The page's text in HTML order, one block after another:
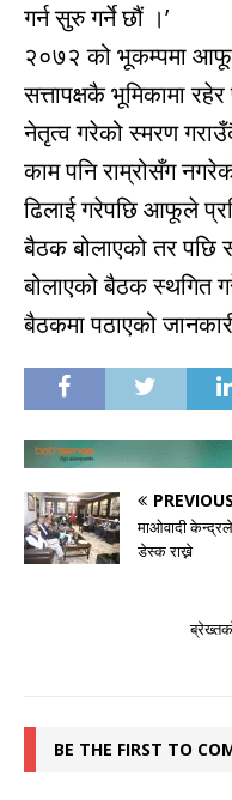
गर्न सुरु गर्ने छौं ।’
२०७२ को भूकम्पमा आफू
सत्तापक्षकै भूमिकामा रहेर
नेतृत्व गरेको स्मरण
काम पनि राम्रोसँग
ढिलाई गरेपछि आफूले
बैठक बोलाएको तर
बोलाएको बैठक स्थगित
बैठकमा पठाएको
PREVIOUS
माओवादी केन्द्रले
डेस्क राख्ने
BE THE FIRST TO